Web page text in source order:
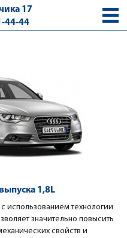
17
44-44
1,8L
использованием технологии
значительно повысить
свойств и